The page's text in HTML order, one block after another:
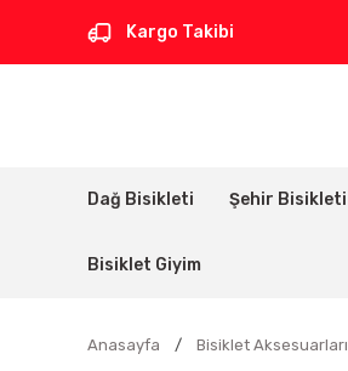
Kargo Takibi
Dağ Bisikleti Şehir Bisikleti
Bisiklet Giyim
Anasayfa Bisiklet Aksesuarları